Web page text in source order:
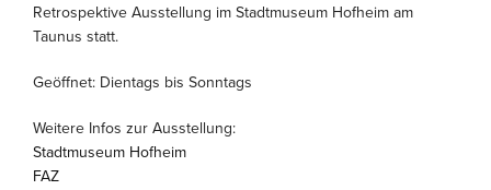
Retrospektive Ausstellung im Stadtmuseum Hofheim am
Taunus statt.
Geöffnet: Dientags bis Sonntags
Weitere Infos zur Ausstellung:
Stadtmuseum Hofheim
FAZ